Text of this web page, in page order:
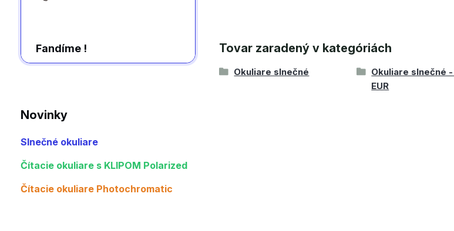
Fandíme !
Novinky
Slnečné okuliare
Čítacie okuliare s KLIPOM Polarized
Čítacie okuliare Photochromatic
Tovar zaradený v kategóriách
Okuliare slnečné
Okuliare slnečné
EUR